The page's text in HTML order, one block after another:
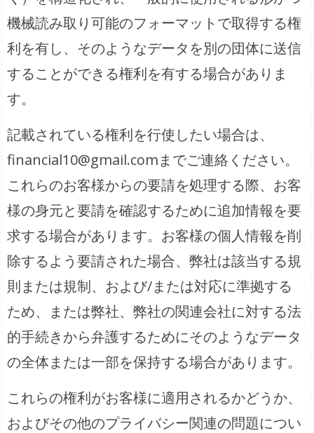
機械読み取り可能のフォーマットで取得する権
利を有し、そのようなデータを別の団体に送信
することができる権利を有する場合がありま
す。
記載されている権利を行使したい場合は、
financial10@gmail.comまでご連絡ください。
これらのお客様からの要請を処理する際、お客
様の身元と要請を確認するために追加情報を要
求する場合があります。お客様の個人情報を削
除するよう要請された場合、弊社は該当する規
則または規制、および/または対応に準拠する
ため、または弊社、弊社の関連会社に対する法
的手続きから弁護するためにそのようなデータ
の全体または一部を保持する場合があります。
これらの権利がお客様に適用されるかどうか、
およびその他のプライバシー関連の問題につい